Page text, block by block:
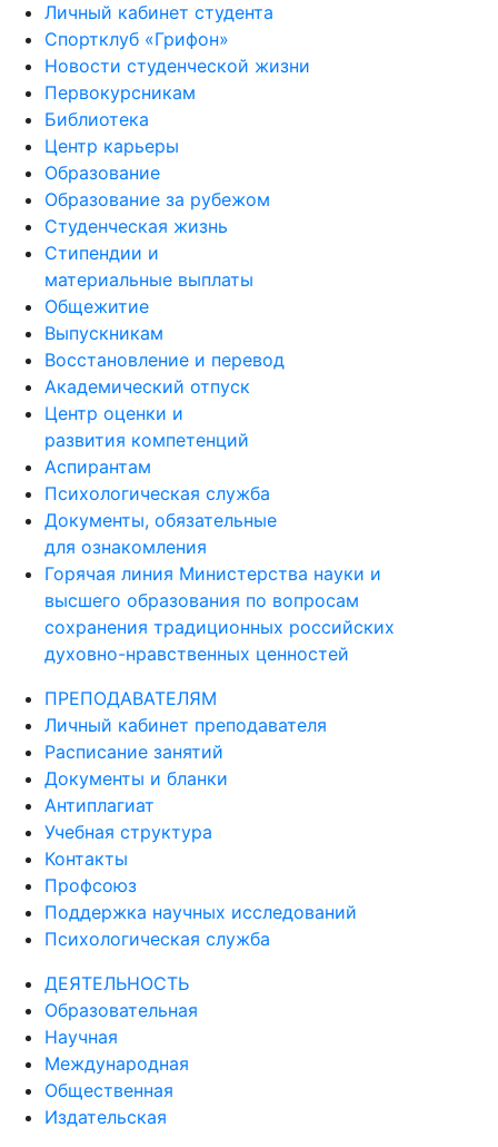
Личный кабинет студента
Спортклуб «Грифон»
Новости студенческой жизни
Первокурсникам
Библиотека
Центр карьеры
Образование
Образование за рубежом
Студенческая жизнь
Стипендии и
материальные выплаты
Общежитие
Выпускникам
Восстановление и перевод
Академический отпуск
Центр оценки и
развития компетенций
Аспирантам
Психологическая служба
Документы, обязательные
для ознакомления
Горячая линия Министерства науки и
высшего образования по вопросам
сохранения традиционных российских
духовно-нравственных ценностей
ПРЕПОДАВАТЕЛЯМ
Личный кабинет преподавателя
Расписание занятий
Документы и бланки
Антиплагиат
Учебная структура
Контакты
Профсоюз
Поддержка научных исследований
Психологическая служба
ДЕЯТЕЛЬНОСТЬ
Образовательная
Научная
Международная
Общественная
Издательская